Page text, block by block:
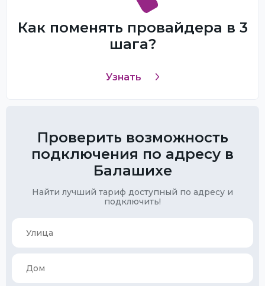
Как поменять провайдера в 3
шага?
Узнать
Проверить возможность
подключения по адресу в
Балашихе
Найти лучший тариф доступный по адресу и
подключить!